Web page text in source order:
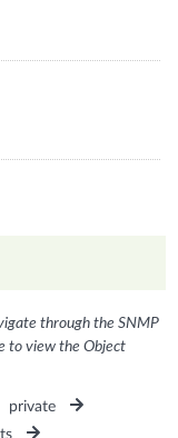
through the SNMP
to view the Object
private